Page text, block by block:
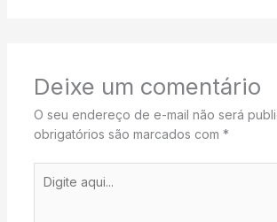
Deixe um comentário
O seu endereço de e-mail não será
obrigatórios são marcados com *
aqui...